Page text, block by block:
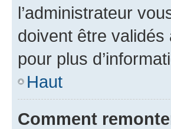
l’administrateur
doivent être validés
pour plus
Haut
Comment